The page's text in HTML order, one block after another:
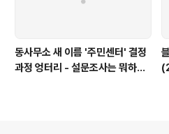
동사무소 새 이름 '주민센터' 결정
과정 엉터리 - 설문조사는 뭐하러